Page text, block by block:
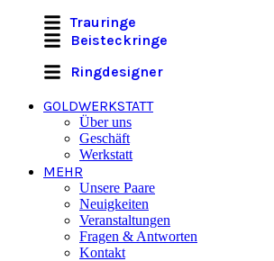
Trauringe
Beisteckringe
Ringdesigner
GOLDWERKSTATT
Über uns
Geschäft
Werkstatt
MEHR
Unsere Paare
Neuigkeiten
Veranstaltungen
Fragen & Antworten
Kontakt